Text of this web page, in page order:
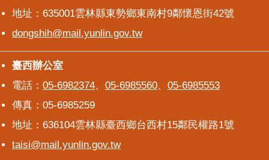
地址：635001雲林縣東勢鄉東南村9鄰懷恩街42號
dongshih@mail.yunlin.gov.tw
臺西辦公室
臺西辦公室
電話： 05-6982374、 05-6985560、 05-6985553
傳真：05-6985259
地址：636104雲林縣臺西鄉台西村15鄰民權路1號
taisi@mail.yunlin.gov.tw